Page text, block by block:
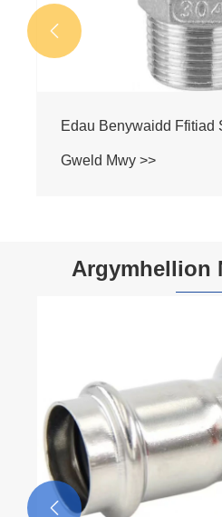
Ffitiad Pagoda Edau

Argymhellion
